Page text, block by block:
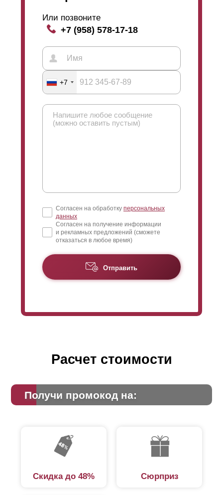
ставят, например, между двух участков или в других
случаях, когда необходим презентабельный вид с
соответственно, имеет лицевую сторону (для улицы)
и изнаночную (для двора). Так можно сэкономить,
потому что стали на односторонний забор требуется
меньше (см. рисунок профиля).
Или позвоните
+7 (958) 578-17-18
+7
Согласен на обработку персональных
данных
Согласен на получение информации
и рекламных предложений (сможете
отказаться в любое время)
Отправить
Расчет стоимости
Получи промокод на:
Скидка до 48% Сюрприз